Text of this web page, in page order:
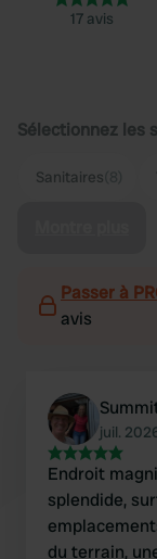
17 avis
Sélectionnez les
Sanitaires
Passer à
avis
juil.
Endroit
splendide,
du terrain,